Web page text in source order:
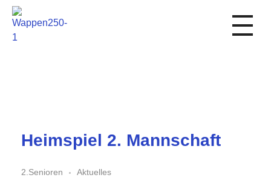
Heimspiel 2. Mannschaft
2.Senioren Aktuelles